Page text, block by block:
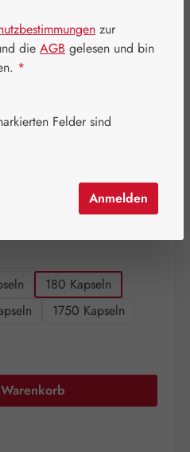
180 Kapseln
1750 Kapseln
den gewünschten
zur
die AGB gelesen und bin
*
Felder sind
Anmelden